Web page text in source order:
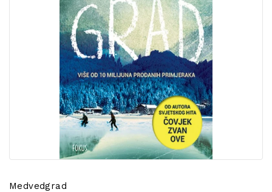
Medvedgrad